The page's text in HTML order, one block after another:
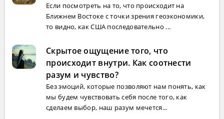
Если посмотреть на то, что происходит на
Ближнем Востоке с точки зрения геоэкономики,
то видно, как США последовательно ...
Скрытое ощущение того, что
происходит внутри. Как соотнести
разум и чувство?
Без эмоций, которые позволяют нам понять, как
мы будем чувствовать себя после того, как
сделаем выбор, наш разум мечется...